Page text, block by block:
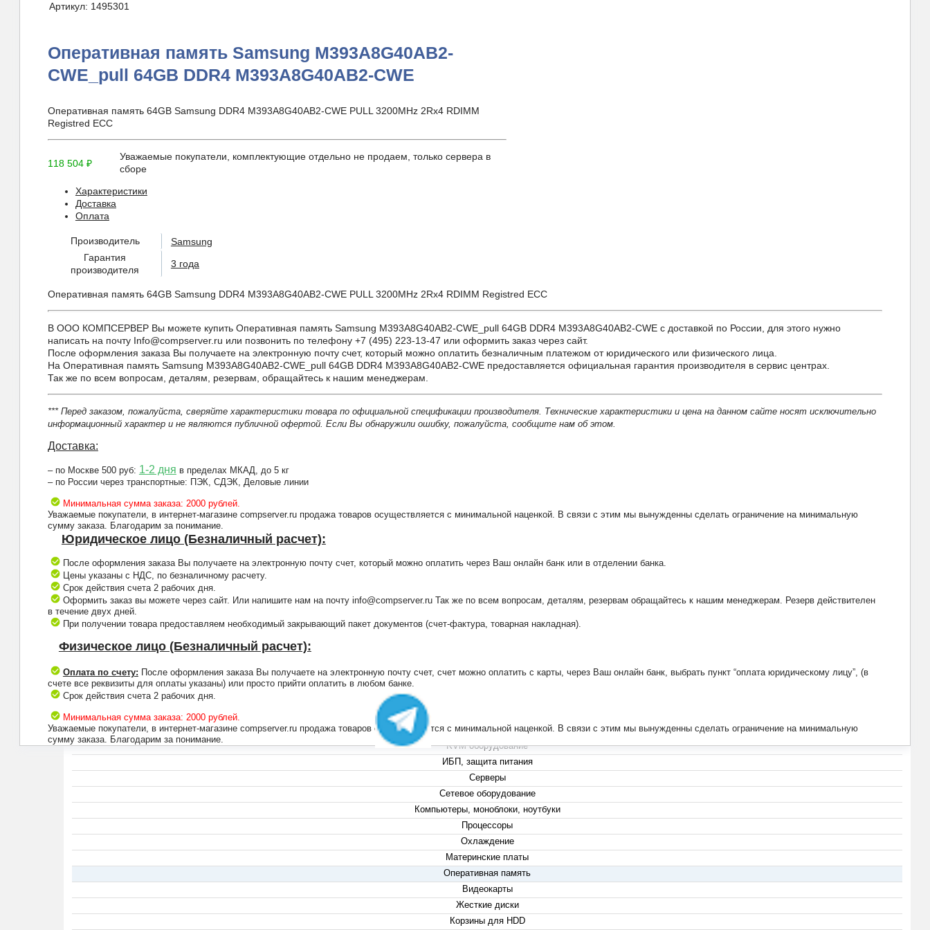
Артикул: 1495301
Оперативная память Samsung M393A8G40AB2-
CWE_pull 64GB DDR4 M393A8G40AB2-CWE
Оперативная память 64GB Samsung DDR4 M393A8G40AB2-CWE PULL 3200MHz 2Rx4 RDIMM
Registred ECC
118 504 ₽
Уважаемые покупатели, комплектующие отдельно не продаем, только сервера в
сборе
Характеристики
Доставка
Оплата
Производитель
Samsung
Гарантия
производителя
3 года
Оперативная память 64GB Samsung DDR4 M393A8G40AB2-CWE PULL 3200MHz 2Rx4 RDIMM Registred ECC
В ООО КОМПСЕРВЕР Вы можете купить Оперативная память Samsung M393A8G40AB2-CWE_pull 64GB DDR4 M393A8G40AB2-CWE с доставкой по России, для этого нужно
написать на почту Info@compserver.ru или позвонить по телефону +7 (495) 223-13-47 или оформить заказ через сайт.
После оформления заказа Вы получаете на электронную почту счет, который можно оплатить безналичным платежом от юридического или физического лица.
На Оперативная память Samsung M393A8G40AB2-CWE_pull 64GB DDR4 M393A8G40AB2-CWE предоставляется официальная гарантия производителя в сервис центрах.
Так же по всем вопросам, деталям, резервам, обращайтесь к нашим менеджерам.
*** Перед заказом, пожалуйста, сверяйте характеристики товара по официальной спецификации производителя. Технические характеристики и цена на данном сайте носят исключительно
информационный характер и не являются публичной офертой. Если Вы обнаружили ошибку, пожалуйста, сообщите нам об этом.
Доставка:
– по Москве 500 руб: 1-2 дня в пределах МКАД, до 5 кг
– по России через транспортные: ПЭК, СДЭК, Деловые линии
Минимальная сумма заказа: 2000 рублей.
Уважаемые покупатели, в интернет-магазине compserver.ru продажа товаров осуществляется с минимальной наценкой. В связи с этим мы вынужденны сделать ограничение на минимальную
сумму заказа. Благодарим за понимание.
Юридическое лицо (Безналичный расчет):
После оформления заказа Вы получаете на электронную почту счет, который можно оплатить через Ваш онлайн банк или в отделении банка.
Цены указаны с НДС, по безналичному расчету.
Срок действия счета 2 рабочих дня.
Оформить заказ вы можете через сайт. Или напишите нам на почту info@compserver.ru Так же по всем вопросам, деталям, резервам обращайтесь к нашим менеджерам. Резерв действителен
в течение двух дней.
При получении товара предоставляем необходимый закрывающий пакет документов (счет-фактура, товарная накладная).
Физическое лицо (Безналичный расчет):
Оплата по счету: После оформления заказа Вы получаете на электронную почту счет, счет можно оплатить с карты, через Ваш онлайн банк, выбрать пункт “оплата юридическому лицу”, (в
счете все реквизиты для оплаты указаны) или просто прийти оплатить в любом банке.
Срок действия счета 2 рабочих дня.
Минимальная сумма заказа: 2000 рублей.
Уважаемые покупатели, в интернет-магазине compserver.ru продажа товаров осуществляется с минимальной наценкой. В связи с этим мы вынужденны сделать ограничение на минимальную
сумму заказа. Благодарим за понимание.
+7 (495) 223-13-47
KVM оборудование
ИБП, защита питания
Серверы
Сетевое оборудование
Компьютеры, моноблоки, ноутбуки
Процессоры
Охлаждение
Материнские платы
Оперативная память
Видеокарты
Жесткие диски
Корзины для HDD